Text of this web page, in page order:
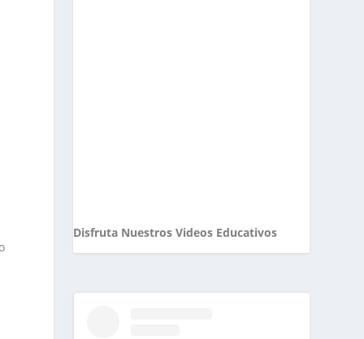
Disfruta Nuestros Videos Educativos